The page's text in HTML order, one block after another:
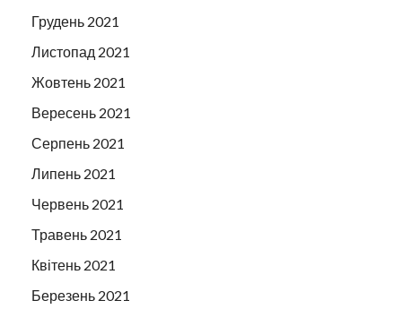
Грудень 2021
Листопад 2021
Жовтень 2021
Вересень 2021
Серпень 2021
Липень 2021
Червень 2021
Травень 2021
Квітень 2021
Березень 2021